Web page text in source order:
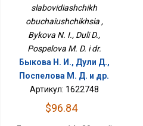
slabovidiashchikh
obuchaiushchikhsia ,
Bykova N. I., Duli D.,
Pospelova M. D. i dr.
Быкова Н. И., Дули Д.,
Поспелова М. Д. и др.
Артикул: 1622748
$96.84